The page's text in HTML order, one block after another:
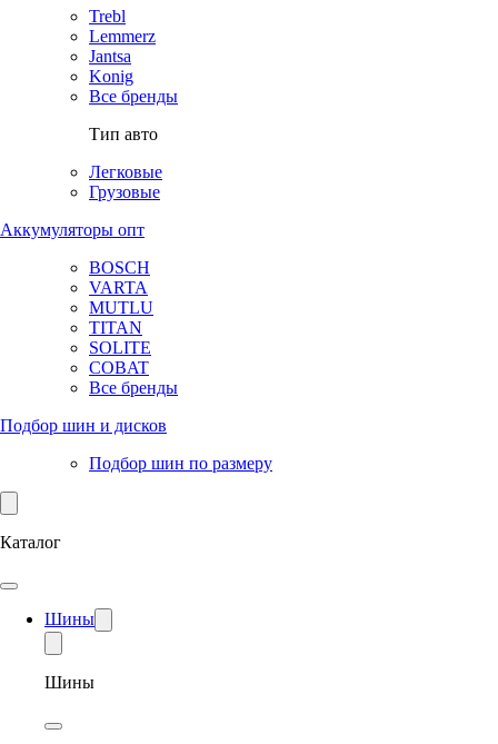
Trebl
Lemmerz
Jantsa
Konig
Все бренды
Тип авто
Легковые
Грузовые
Аккумуляторы опт
BOSCH
VARTA
MUTLU
TITAN
SOLITE
COBAT
Все бренды
Подбор шин и дисков
Подбор шин по размеру
Каталог
Шины
Шины